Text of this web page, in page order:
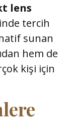
lens
tercih
sunan
hem de
kişi için